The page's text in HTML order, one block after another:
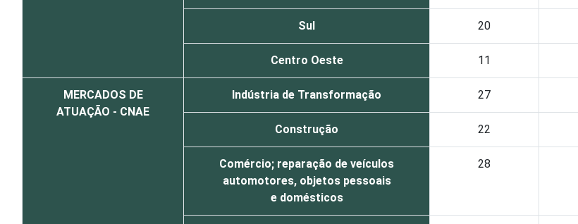
Sul 20
Centro Oeste 11
MERCADOS DE
ATUAÇÃO - CNAE
Indústria de Transformação 27
Construção 22
Comércio; reparação de veículos
automotores, objetos pessoais
e domésticos
28